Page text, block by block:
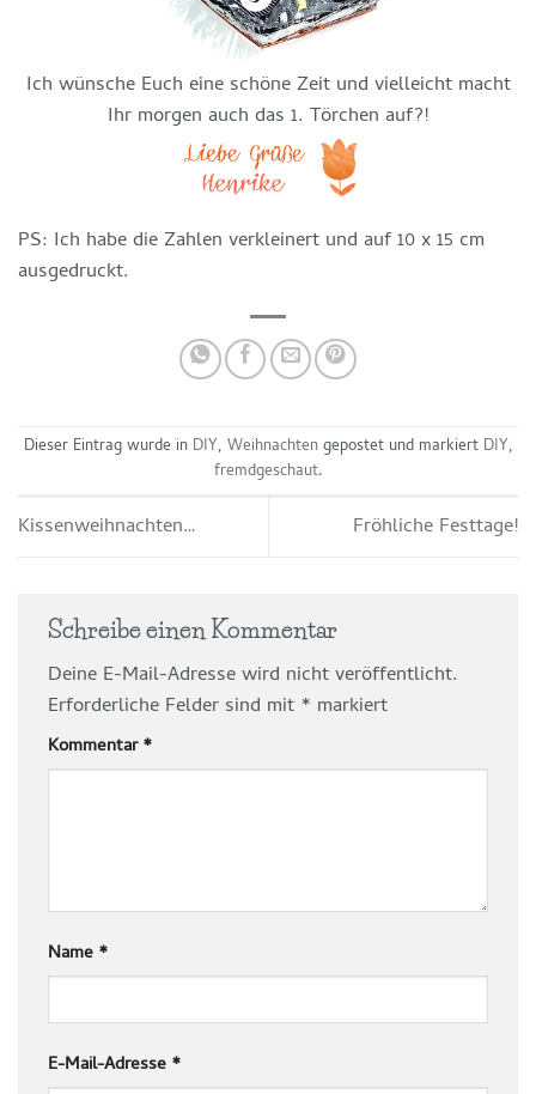
Ich wünsche Euch eine schöne Zeit und vielleicht macht
Ihr morgen auch das 1. Törchen auf?!
PS: Ich habe die Zahlen verkleinert und auf 10 x 15 cm
ausgedruckt.
Dieser Eintrag wurde in DIY, Weihnachtengepostet und markiert DIY,
fremdgeschaut.
Kissenweihnachten… Fröhliche Festtage!
Schreibe einen Kommentar
Deine E-Mail-Adresse wird nicht veröffentlicht.
Erforderliche Felder sind mit * markiert
Kommentar*
Name *
E-Mail-Adresse *